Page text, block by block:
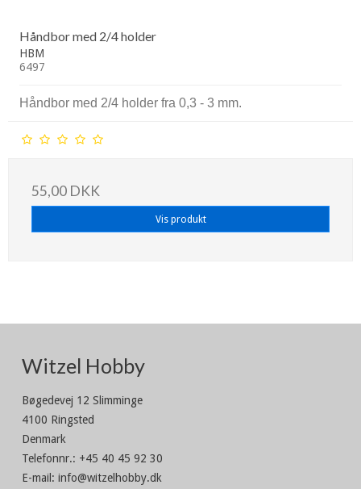
Håndbor med 2/4 holder
HBM
6497
Håndbor med 2/4 holder fra 0,3 - 3 mm.
55,00 DKK
Vis produkt
Witzel Hobby
Bøgedevej 12 Slimminge
4100 Ringsted
Denmark
Telefonnr.: +45 40 45 92 30
E-mail : info@witzelhobby.dk